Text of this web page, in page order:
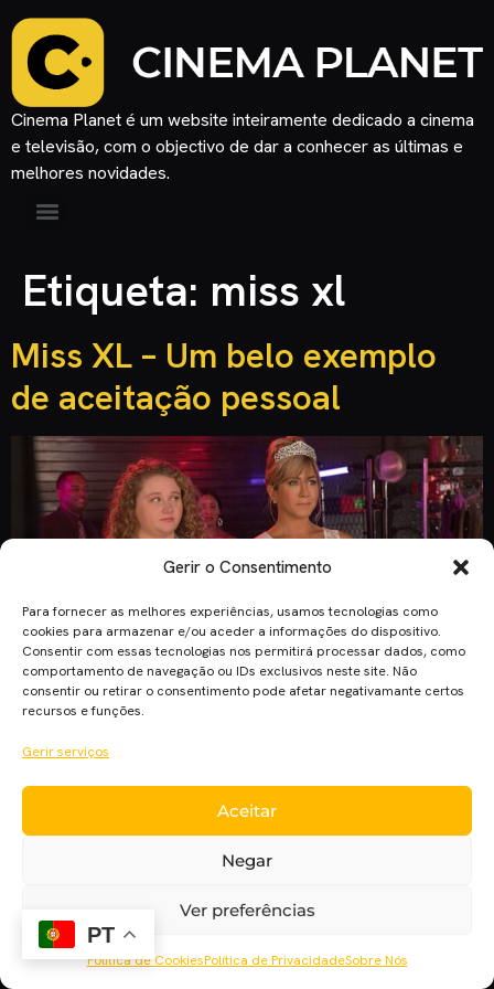
Gerir o Consentimento
Para fornecer as melhores experiências, usamos tecnologias como
cookies para armazenar e/ou aceder a informações do dispositivo.
Consentir com essas tecnologias nos permitirá processar dados, como
comportamento de navegação ou IDs exclusivos neste site. Não
consentir ou retirar o consentimento pode afetar negativamante certos
recursos e funções.
Gerir serviços
Aceitar
Negar
Ver preferências
Política de CookiesPolítica de PrivacidadeSobre Nós
Cinema Planet é um website inteiramente dedicado a cinema
e televisão, com o objectivo de dar a conhecer as últimas e
melhores novidades.
Etiqueta: miss xl
Miss XL – Um belo exemplo
de aceitação pessoal
Miss XL (Dumplin’), realizado por Anne Fletcher, trata-se de
uma comédia dramática que reflecte sobre a gordofobia, a
importância da diferença, da amizade, e da aceitação
PT